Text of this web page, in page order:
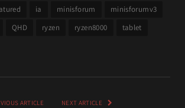
ia minisforum
minisforumv3
QHD ryzen ryzen8000
tablet
ARTICLE NEXT ARTICLE